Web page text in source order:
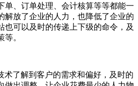
单、订单处理、会计核算等等都能一
解放了企业的人力，也降低了企业的
也可以及时的传递上下级的命令，及
。
术了解到客户的需求和偏好，及时的